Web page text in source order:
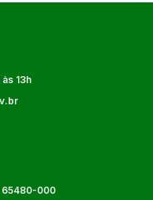
13h
65480-000